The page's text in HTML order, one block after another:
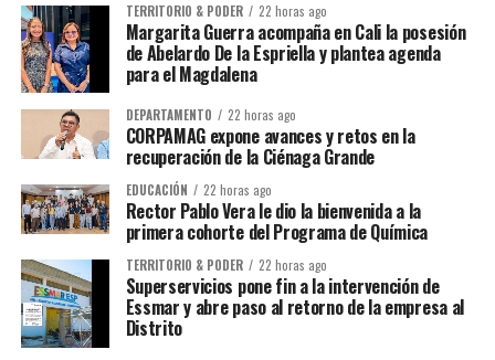
TERRITORIO & PODER 22 horas ago
Margarita Guerra acompaña en Cali la posesión
de Abelardo De la Espriella y plantea agenda
para el Magdalena
DEPARTAMENTO 22 horas ago
CORPAMAG expone avances y retos en la
recuperación de la Ciénaga Grande
EDUCACIÓN 22 horas ago
Rector Pablo Vera le dio la bienvenida a la
primera cohorte del Programa de Química
TERRITORIO & PODER 22 horas ago
Superservicios pone fin a la intervención de
Essmar y abre paso al retorno de la empresa al
Distrito